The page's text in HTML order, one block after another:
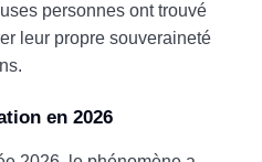
personnes ont trouvé
leur propre souveraineté
en 2026